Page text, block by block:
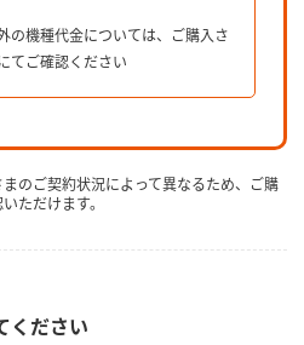
の機種代金については、ご購入さ
てご確認ください
のご契約状況によって異なるため、ご購
ただけます。
ください